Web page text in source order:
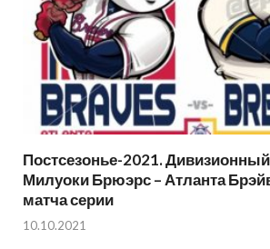
Постсезонье-2021.
Милуоки Брюэрс – Атланта
матча серии
10.10.2021